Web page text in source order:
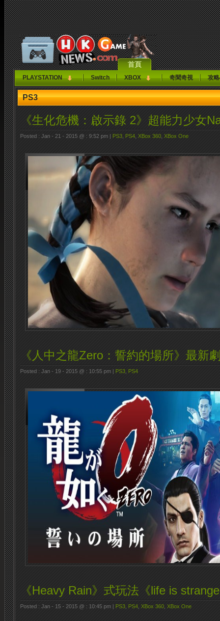
首頁
PLAYSTATION Switch XBOX 奇聞奇視 攻
PS3
《生化危機：啟示錄 2》超能力少女
Posted : Jan - 21 - 2015 @ : 9:52 pm | PS3 PS4 XBox 360 XBox One
《人中之龍Zero：誓約的場所》最新
Posted : Jan - 19 - 2015 @ : 10:55 pm | PS3 PS4
《Heavy Rain》式玩法《life is
Posted : Jan - 15 - 2015 @ : 10:45 pm | PS3 PS4 XBox 360 XBox One